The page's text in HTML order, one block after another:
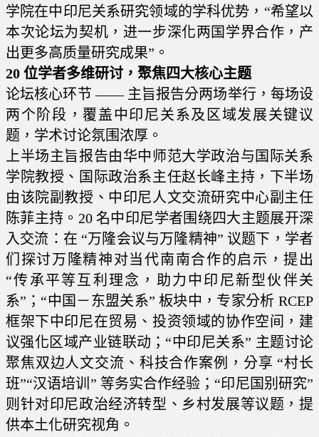
学院在中印尼关系研究领域的学科优势，“希望以
本次论坛为契机，进一步深化两国学界合作，产
出更多高质量研究成果”。
20 位学者多维研讨，聚焦四大核心主题
论坛核心环节 —— 主旨报告分两场举行，每场设
两个阶段，覆盖中印尼关系及区域发展关键议
题，学术讨论氛围浓厚。
上半场主旨报告由华中师范大学政治与国际关系
学院教授、国际政治系主任赵长峰主持，下半场
由该院副教授、中印尼人文交流研究中心副主任
陈菲主持。20 名中印尼学者围绕四大主题展开深
入交流：在 “万隆会议与万隆精神” 议题下，学者
们探讨万隆精神对当代南南合作的启示，提出
“传承平等互利理念，助力中印尼新型伙伴关
系”；“中国－东盟关系” 板块中，专家分析 RCEP
框架下中印尼在贸易、投资领域的协作空间，建
议强化区域产业链联动；“中印尼关系” 主题讨论
聚焦双边人文交流、科技合作案例，分享 “村长
班”“汉语培训” 等务实合作经验；“印尼国别研究”
则针对印尼政治经济转型、乡村发展等议题，提
供本土化研究视角。